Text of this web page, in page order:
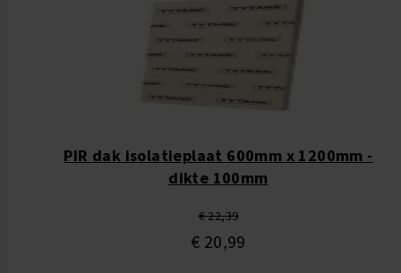
PIR dak isolatieplaat 600mm x 1200mm -
dikte 100mm
€ 22,39
€ 20,99